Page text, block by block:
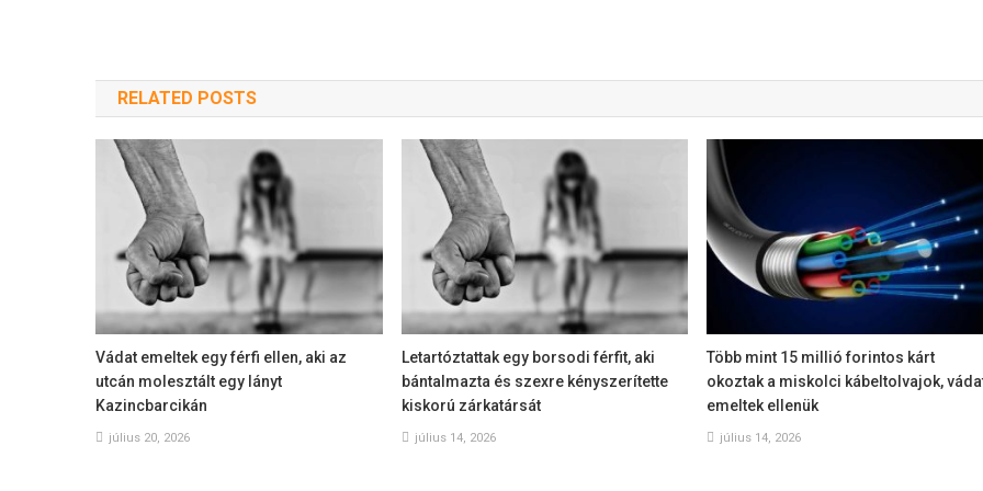
RELATED POSTS
Vádat emeltek egy férfi ellen, aki az
utcán molesztált egy lányt
Kazincbarcikán
július 20, 2026
Letartóztattak egy borsodi férfit, aki
bántalmazta és szexre kényszerítette
kiskorú zárkatársát
július 14, 2026
Több mint 15 millió forintos kárt
okoztak a miskolci kábeltolvajok,
emeltek ellenük
július 14, 2026